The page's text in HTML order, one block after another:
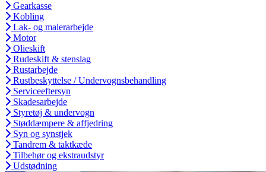
Gearkasse
Kobling
Lak- og malerarbejde
Motor
Olieskift
Rudeskift & stenslag
Rustarbejde
Rustbeskyttelse / Undervognsbehandling
Serviceeftersyn
Skadesarbejde
Styretøj & undervogn
Støddæmpere & affjedring
Syn og synstjek
Tandrem & taktkæde
Tilbehør og ekstraudstyr
Udstødning